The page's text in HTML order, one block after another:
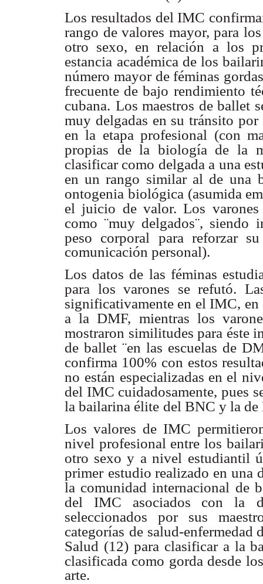
Los resultados del IMC
rango de valores mayor, para
otro sexo, en relación
a los
estancia académica de los
número mayor de féminas
frecuente de bajo rendimiento
cubana. Los maestros de ballet
muy delgadas en su tránsito por
en la etapa profesional (con
propias
de la biología de la
clasificar como delgada a una
en un rango similar al de una
ontogenia biológica (asumida
el juicio de valor. Los varones
como ¨muy delgados¨, siendo
peso corporal
para reforzar
comunicación personal).
Los datos de las féminas
para los varones se refutó.
significativamente en el IMC, en
a la DMF, mientras los
mostraron similitudes para éste
de ballet ¨en las escuelas de
confirma 100% con estos
no están especializadas en el
del IMC cuidadosamente, pues
la bailarina élite del BNC y la de
Los valores de IMC
nivel profesional entre los
otro sexo y a nivel estudiantil
primer estudio realizado en una
la comunidad internacional de
del IMC asociados con la
seleccionados por
sus
categorías de salud-
Salud (12) para clasificar a la
clasificada como gorda desde
arte.